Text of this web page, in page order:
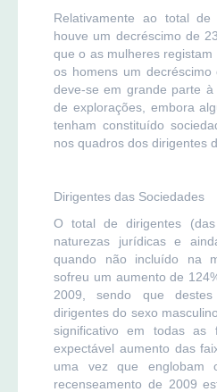
Relativamente ao total de
houve um decréscimo de
que o as mulheres
os homens um
deve-se em grande parte
de explorações, embora
tenham constituído
nos quadros dos dirigentes
Dirigentes das Sociedades
O total de dirigentes
naturezas jurídicas e
quando não incluído na
sofreu um aumento de
2009, sendo que
dirigentes do sexo
significativo em todas as
expectável aumento das
uma vez que englobam
recenseamento de 2009